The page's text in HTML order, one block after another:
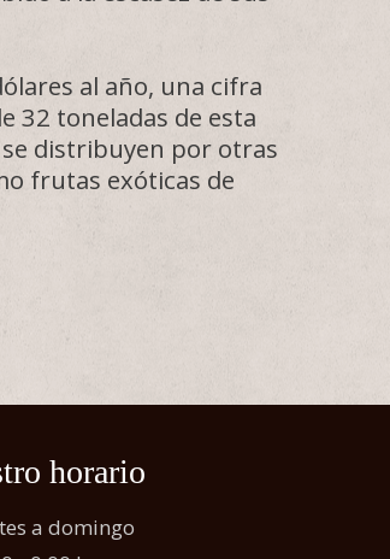
al año, una cifra
32 toneladas de esta
distribuyen por otras
frutas exóticas de
horario
a domingo